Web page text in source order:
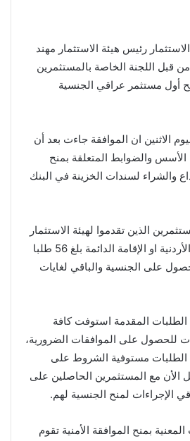
رئيس هيئة الاستثمار مهند
قبل اللجنة الخاصة بالمستثمرين
أول مستثمر عراقي الجنسية
الاثنين ان الموافقة جاءت بعد أن
والضوابط المتعلقة بمنح
والشراء لسندات الخزينة في البنك
الذين تقدموا لهيئة الاستثمار
للحصول على الجنسية الأردنية او الإقامة الدائمة بلغ 56 طلبا
الحصول على الجنسية والباقي لغايات
طلبا من الطلبات المقدمة استوفت كافة
للحصول على الموافقات الضرورية،
طلبا من الطلبات مستوفية الشروط على
الأن مع المستثمرين الحاصلين على
الإجراءات لمنح الجنسية لهم.
بمنح الموافقة الأمنية تقوم